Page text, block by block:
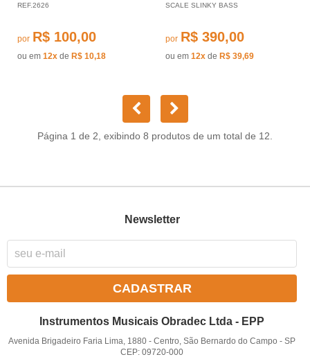
REF.2626
por R$ 100,00
ou em 12x de R$ 10,18
SCALE SLINKY BASS
por R$ 390,00
ou em 12x de R$ 39,69
Página 1 de 2, exibindo 8 produtos de um total de 12.
Newsletter
CADASTRAR
Instrumentos Musicais Obradec Ltda - EPP
Avenida Brigadeiro Faria Lima, 1880 -Centro, São Bernardo do Campo -SP
CEP: 09720-000